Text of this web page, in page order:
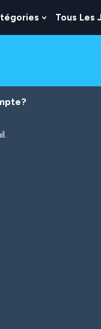
Show
Submenu
Tous Les